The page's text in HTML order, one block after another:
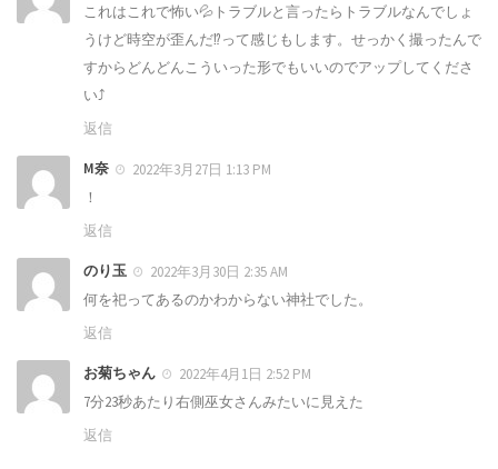
これはこれで怖い💦トラブルと言ったらトラブルなんでしょ
うけど時空が歪んだ⁉️って感じもします。せっかく撮ったんで
すからどんどんこういった形でもいいのでアップしてくださ
い⤴️
返信
M奈
2022年3月27日 1:13 PM
！
返信
のり玉
2022年3月30日 2:35 AM
何を祀ってあるのかわからない神社でした。
返信
お菊ちゃん
2022年4月1日 2:52 PM
7分23秒あたり右側巫女さんみたいに見えた
返信